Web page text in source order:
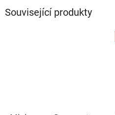
Související produkty